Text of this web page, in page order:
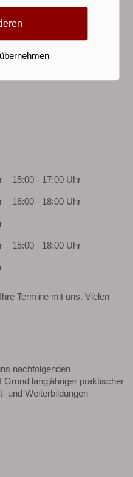
15:00 - 17:00 Uhr
16:00 - 18:00 Uhr
15:00 - 18:00 Uhr
Termine mit uns. Vielen
nachfolgenden
Grund langjähriger praktischer
und Weiterbildungen